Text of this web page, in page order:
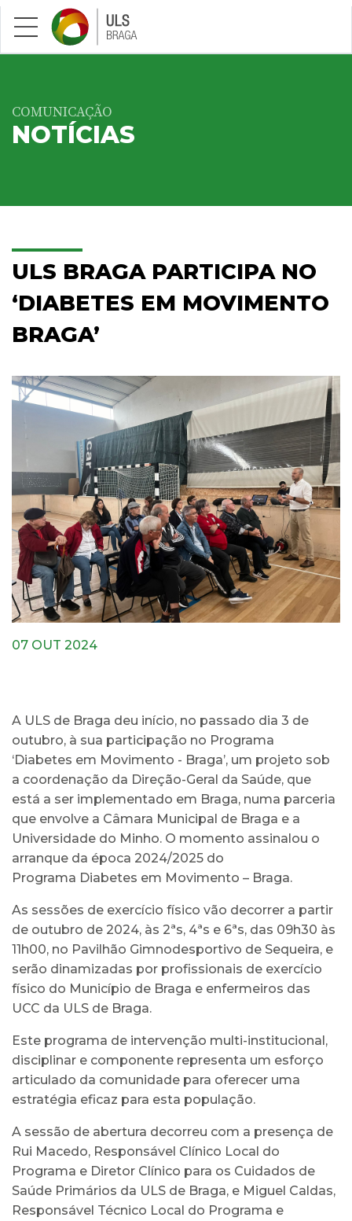
Saltar para conteúdo principal
COMUNICAÇÃO
NOTÍCIAS
ULS BRAGA PARTICIPA NO
‘DIABETES EM MOVIMENTO
BRAGA’
07 OUT 2024
A ULS de Braga deu início, no passado dia 3 de
outubro, à sua participação no Programa
‘Diabetes em Movimento - Braga’, um projeto sob
a coordenação da Direção-Geral da Saúde, que
está a ser implementado em Braga, numa parceria
que envolve a Câmara Municipal de Braga e a
Universidade do Minho. O momento assinalou o
arranque da época 2024/2025 do
Programa Diabetes em Movimento – Braga.
As sessões de exercício físico vão decorrer a partir
de outubro de 2024, às 2ªs, 4ªs e 6ªs, das 09h30 às
11h00, no Pavilhão Gimnodesportivo de Sequeira, e
serão dinamizadas por profissionais de exercício
físico do Município de Braga e enfermeiros das
UCC da ULS de Braga.
Este programa de intervenção multi-institucional,
disciplinar e componente representa um esforço
articulado da comunidade para oferecer uma
estratégia eficaz para esta população.
A sessão de abertura decorreu com a presença de
Rui Macedo, Responsável Clínico Local do
Programa e Diretor Clínico para os Cuidados de
Saúde Primários da ULS de Braga, e Miguel Caldas,
Responsável Técnico Local do Programa e